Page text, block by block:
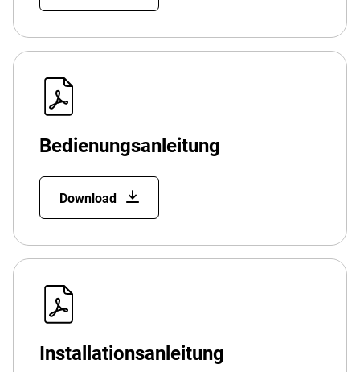
Bedienungsanleitung
Download
Installationsanleitung